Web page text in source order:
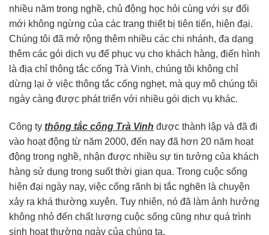
nhiều năm trong nghề, chủ động học hỏi cùng với sự đổi
mới không ngừng của các trang thiết bị tiên tiến, hiện đại.
Chúng tôi đã mở rộng thêm nhiều các chi nhánh, đa dạng
thêm các gói dịch vụ để phục vụ cho khách hàng, điển hình
là địa chỉ thông tắc cống Trà Vinh, chúng tôi không chỉ
dừng lại ở việc thông tắc cống nghẹt, mà quy mô chúng tôi
ngày càng được phát triển với nhiều gói dịch vụ khác.
Công ty thông tắc cống Trà Vinh được thành lập và đã đi
vào hoạt động từ năm 2000, đến nay đã hơn 20 năm hoạt
động trong nghề, nhận được nhiều sự tin tưởng của khách
hàng sử dụng trong suốt thời gian qua. Trong cuộc sống
hiện đại ngày nay, việc cống rãnh bị tắc nghẽn là chuyện
xảy ra khá thường xuyên. Tuy nhiên, nó đã làm ảnh hưởng
không nhỏ đến chất lượng cuộc sống cũng như quá trình
sinh hoạt thường ngày của chúng ta.